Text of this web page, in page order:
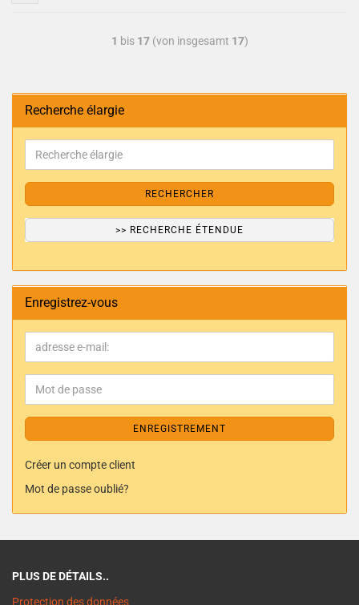
1 bis 17(von insgesamt 17)
Recherche élargie
RECHERCHER
>> RECHERCHE ÉTENDUE
Enregistrez-vous
ENREGISTREMENT
Créer un compte client
Mot de passe oublié?
PLUS DE DÉTAILS..
Protection des données